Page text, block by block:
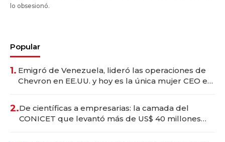
lo obsesionó.
Popular
1. Emigró de Venezuela, lideró las operaciones de
Chevron en EE.UU. y hoy es la única mujer CEO en
2.De científicas a empresarias: la camada del
CONICET que levantó más de US$ 40 millones